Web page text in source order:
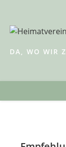
springen
DA, WO WIR